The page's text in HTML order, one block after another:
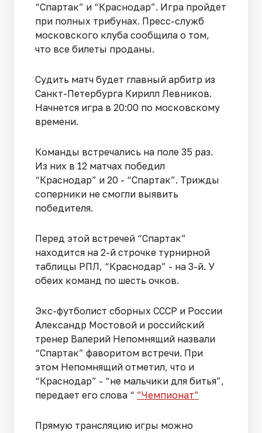
“Спартак” и “Краснодар”. Игра пройдет
при полных трибунах. Пресс-служб
московского клуба сообщила о том,
что все билеты проданы.
Судить матч будет главный арбитр из
Санкт-Петербурга Кирилл Левников.
Начнется игра в 20:00 по московскому
времени.
Команды встречались на поле 35 раз.
Из них в 12 матчах победил
“Краснодар” и 20 - “Спартак”. Трижды
соперники не смогли выявить
победителя.
Перед этой встречей “Спартак”
находится на 2-й строчке турнирной
таблицы РПЛ, “Краснодар” - на 3-й. У
обеих команд по шесть очков.
Экс-футболист сборных СССР и России
Александр Мостовой и российский
тренер Валерий Непомнящий назвали
“Спартак” фаворитом встречи. При
этом Непомнящий отметил, что и
“Краснодар” - “не мальчики для битья”,
передает его слова “ ”Чемпионат”
Прямую трансляцию игры можно